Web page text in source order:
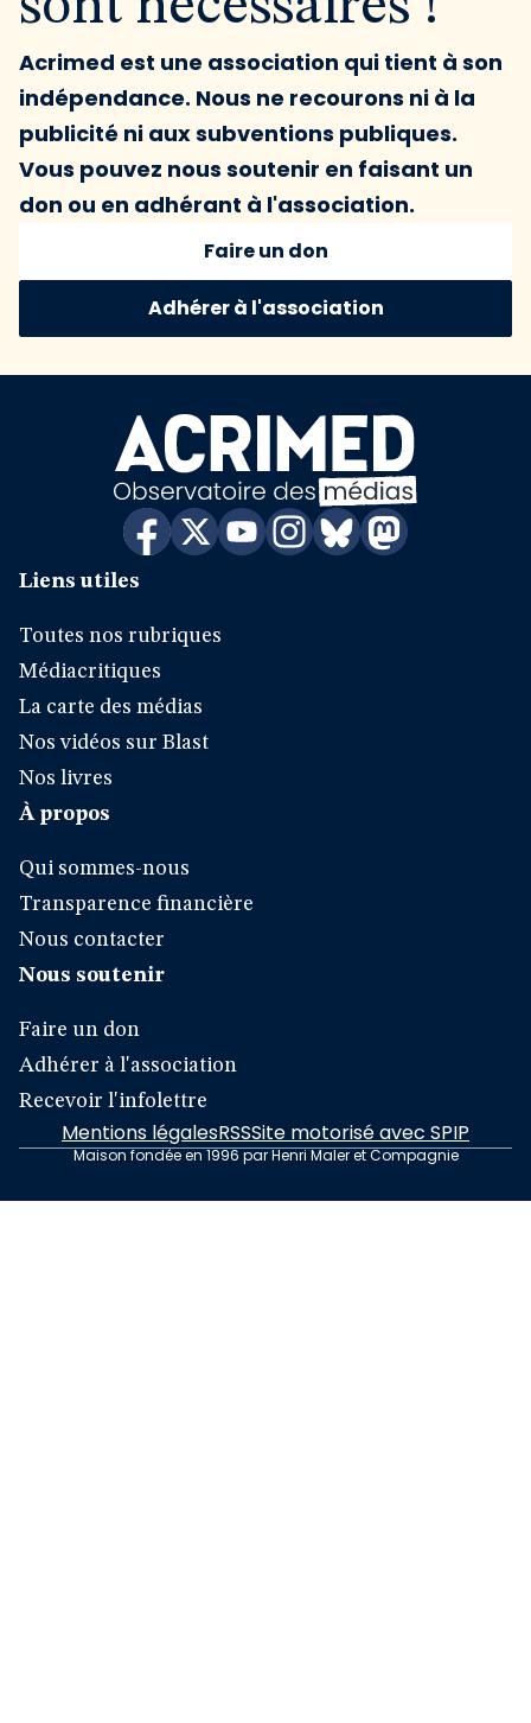
Acrimed est une association qui tient à son
indépendance. Nous ne recourons ni à la
publicité ni aux subventions publiques.
Vous pouvez nous soutenir en faisant un
don ou en adhérant à l'association.
Faire un don
Adhérer à l'association
Liens utiles
Toutes nos rubriques
Médiacritiques
La carte des médias
Nos vidéos sur Blast
Nos livres
À propos
Qui sommes-nous
Transparence financière
Nous contacter
Nous soutenir
Faire un don
Adhérer à l'association
Recevoir l'infolettre
Mentions légalesRSSSite motorisé avec SPIP
Maison fondée en 1996 par Henri Maler et Compagnie